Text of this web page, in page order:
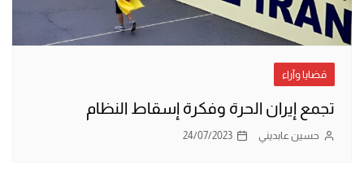
قضايا وآراء
تجمع إيران الحرة وفکرة إسقاط النظام
حسين عابديني 24/07/2023